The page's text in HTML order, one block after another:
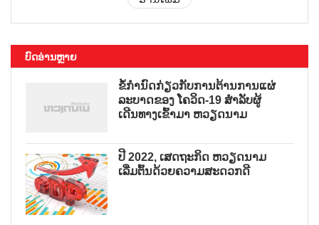
ບົດອ່ານຫຼາຍ
ຂໍ້ກຳນົດກ່ຽວກັບການຕ້ານການແຜ່
ລະບາດຂອງ ໂຄວິດ-19 ສຳລັບຜູ້
ເດີນທາງເຂົ້າມາ ຫວຽດນາມ
ປີ 2022, ເສດຖະກິດ ຫວຽດນາມ
ເລີ່ມຕົ້ນດ້ວຍຄວາມສະດວກດີ